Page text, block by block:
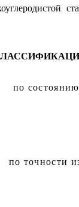
Л
по
по точности